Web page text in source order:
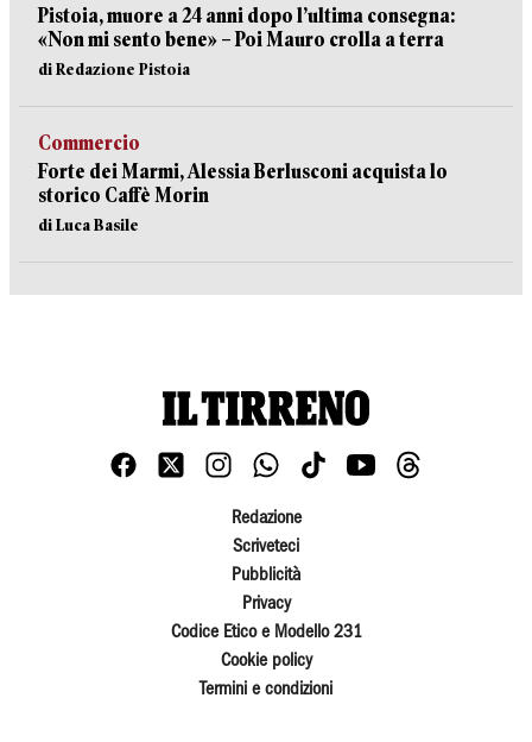
Pistoia, muore a 24 anni dopo l’ultima consegna:
«Non mi sento bene» – Poi Mauro crolla a terra
di Redazione Pistoia
Commercio
Forte dei Marmi, Alessia Berlusconi acquista lo
storico Caffè Morin
di Luca Basile
Redazione
Scriveteci
Pubblicità
Privacy
Codice Etico e Modello 231
Cookie policy
Termini e condizioni